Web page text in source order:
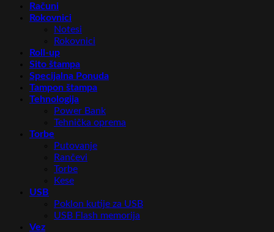
Računi
Rokovnici
Notesi
Rokovnici
Roll-up
Sito štampa
Specijalna Ponuda
Tampon štampa
Tehnologija
Power Bank
Tehnička oprema
Torbe
Putovanje
Rančevi
Torbe
Kese
USB
Poklon kutije za USB
USB Flash memorija
Vez